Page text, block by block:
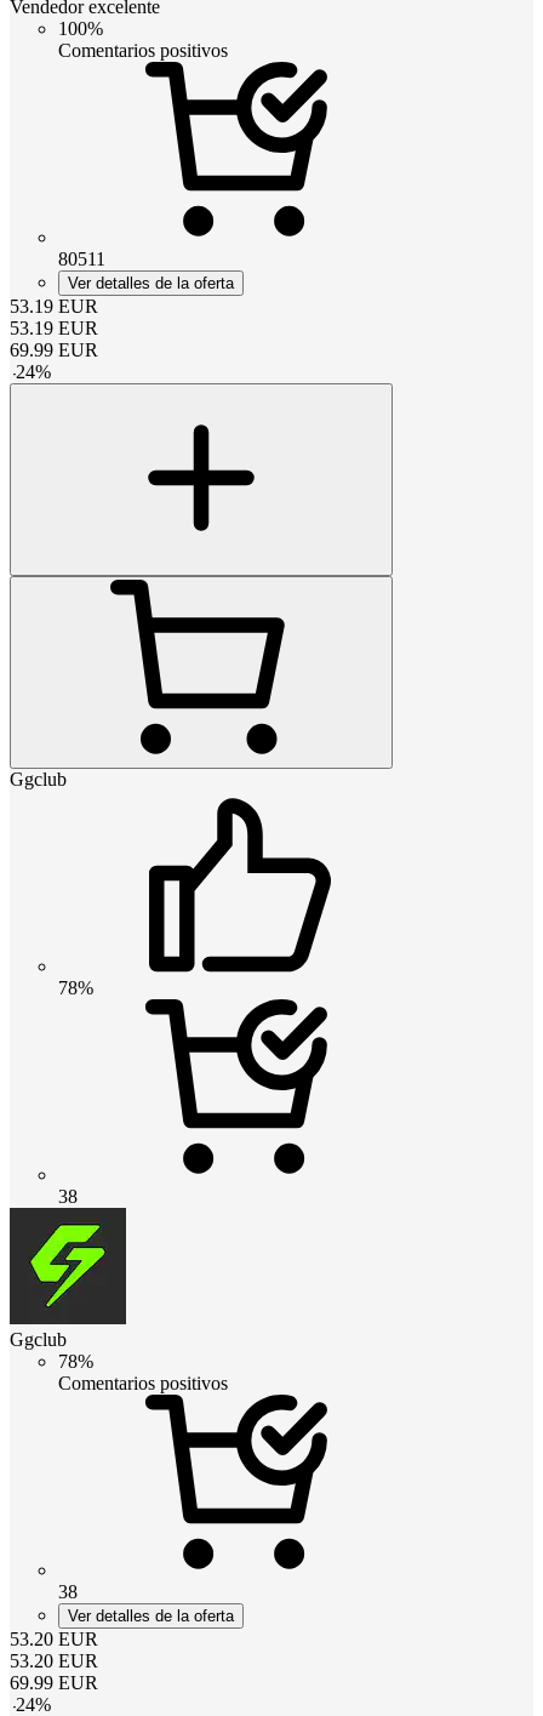
Vendedor excelente
100%
Comentarios positivos
80511
Ver detalles de la oferta
53.19 EUR
53.19 EUR
69.99 EUR
-24%
Ggclub
78%
38
Ggclub
78%
Comentarios positivos
38
Ver detalles de la oferta
53.20 EUR
53.20 EUR
69.99 EUR
-24%